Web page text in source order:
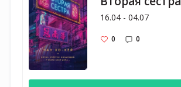
16.04 - 04.07
0 0